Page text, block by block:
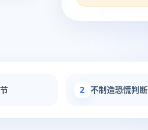
2 不制造恐慌判断